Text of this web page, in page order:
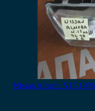
Nissan Almera N15